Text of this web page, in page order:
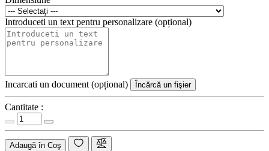
Introduceti un text pentru personalizare (opțional)
Incarcati un document (opțional) Încărcă un fişier
Cantitate :
Adaugă în Coş